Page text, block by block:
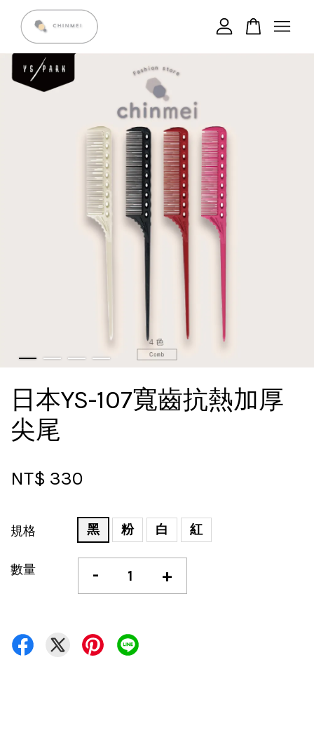
日本YS-107寬齒抗熱加厚
尖尾
NT$ 330
規格 黑 粉 白 紅
數量 - +
您的購物車目前還是空的。
繼續購物